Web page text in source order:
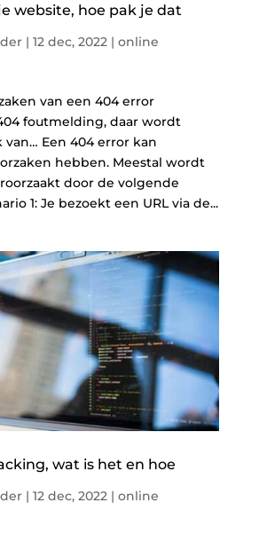
website, hoe pak je dat
| 12 dec, 2022| online
van een 404 error
foutmelding, daar wordt
Een 404 error kan
hebben. Meestal wordt
door de volgende
1: Je bezoekt een URL via de...
wat is het en hoe
| 12 dec, 2022| online